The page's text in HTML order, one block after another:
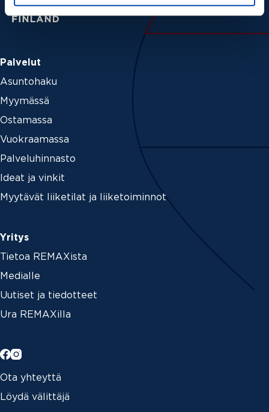
Palvelut
Asuntohaku
Myymässä
Ostamassa
Vuokraamassa
Palveluhinnasto
Ideat ja vinkit
Myytävät liiketilat ja liiketoiminnot
Yritys
Tietoa REMAXista
Medialle
Uutiset ja tiedotteet
Ura REMAXilla
Ota yhteyttä
Löydä välittäjä